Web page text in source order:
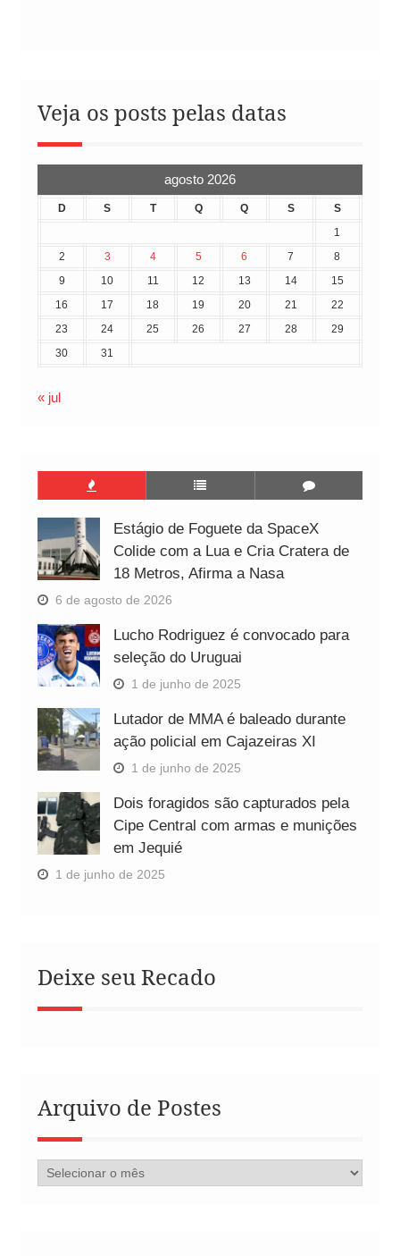
Veja os posts pelas datas
agosto 2026
D S T Q Q S
S
1
2
3 4 5 6 7
8
9
10 11 12 13 14
15
16
17 18 19 20 21
22
23
24 25 26 27 28
29
30
31
« jul
Estágio de Foguete da SpaceX
Colide com a Lua e Cria Cratera de
18 Metros, Afirma a Nasa
6 de agosto de 2026
Lucho Rodriguez é convocado para
seleção do Uruguai
1 de junho de 2025
Lutador de MMA é baleado durante
ação policial em Cajazeiras XI
1 de junho de 2025
Dois foragidos são capturados pela
Cipe Central com armas e munições
em Jequié
1 de junho de 2025
Deixe seu Recado
Arquivo de Postes
Arquivo
de